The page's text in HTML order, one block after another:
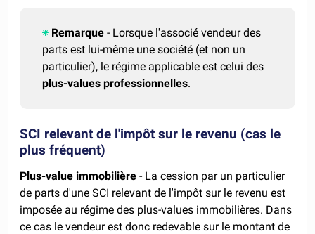
Remarque - Lorsque l'associé vendeur des
parts est lui-même une société (et non un
particulier), le régime applicable est celui des
plus-values professionnelles.
SCI relevant de l'impôt sur le revenu (cas le
plus fréquent)
Plus-value immobilière - La cession par un particulier
de parts d'une SCI relevant de l'impôt sur le revenu est
imposée au régime des plus-values immobilières. Dans
ce cas le vendeur est donc redevable sur le montant de